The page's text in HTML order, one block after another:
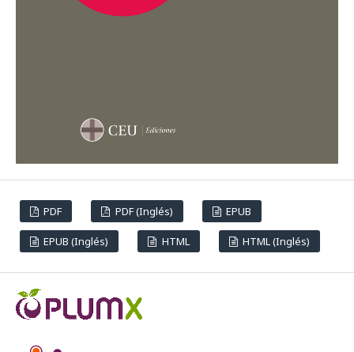
PDF PDF (Inglés) EPUB
EPUB (Inglés) HTML HTML (Inglés)